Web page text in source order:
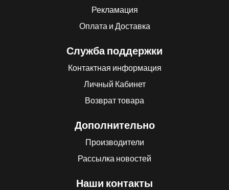
Рекламация
Оплата и Доставка
Служба поддержки
Контактная информация
Личный Кабинет
Возврат товара
Дополнительно
Производители
Рассылка новостей
Наши контакты